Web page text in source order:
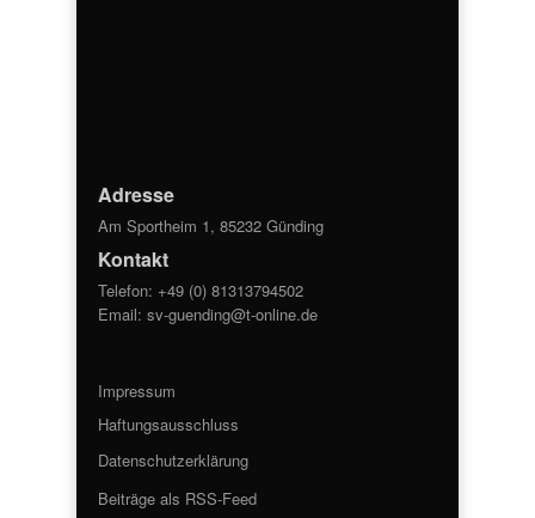
Adresse
Am Sportheim 1, 85232 Günding
Kontakt
Telefon: +49 (0) 81313794502
Email: sv-guending@t-online.de
Impressum
Haftungsausschluss
Datenschutzerklärung
Beiträge als RSS-Feed